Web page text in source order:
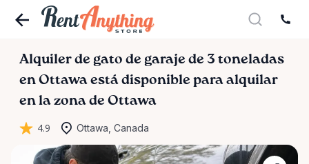
Alquiler de gato de garaje de 3 toneladas
en Ottawa está disponible para alquilar
en la zona de Ottawa
4.9 Ottawa, Canada